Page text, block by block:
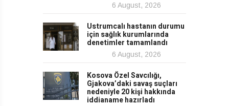
6 August, 2026
Ustrumcalı hastanın durumu
için sağlık kurumlarında
denetimler tamamlandı
6 August, 2026
Kosova Özel Savcılığı,
Gjakova’daki savaş suçları
nedeniyle 20 kişi hakkında
iddianame hazırladı